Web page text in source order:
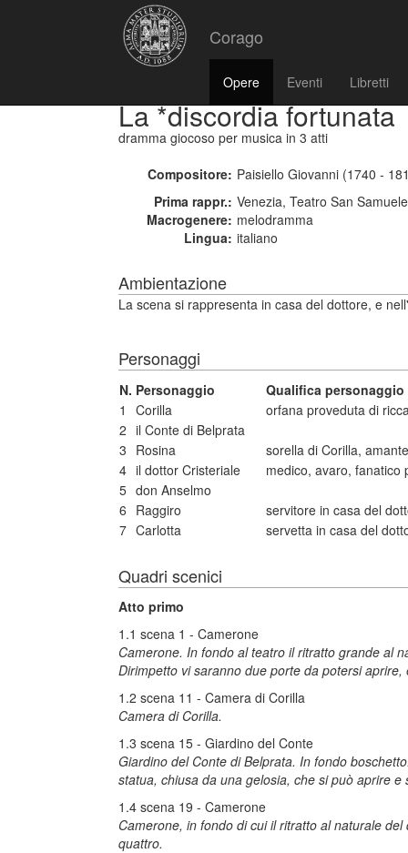
Corago
Opere Eventi Libretti
La *discordia fortunata
dramma giocoso per musica in 3 atti
Compositore: Paisiello Giovanni (1740 -
Prima rappr.: Venezia, Teatro San
Macrogenere: melodramma
Lingua: italiano
Ambientazione
La scena si rappresenta in casa del dottore, e
Personaggi
N. Personaggio
Qualifica personaggio
1
Corilla
orfana proveduta di
2 il Conte di Belprata
3 Rosina
sorella di Corilla,
4 il dottor Cristeriale
medico, avaro, fanatico
5 don Anselmo
6 Raggiro
servitore in casa del
7 Carlotta servetta in casa del
Quadri scenici
Atto primo
1.1 scena 1 - Camerone
Camerone. In fondo al teatro il ritratto grande al
Dirimpetto vi saranno due porte da potersi aprire,
1.2 scena 11 - Camera di Corilla
Camera di Corilla.
1.3 scena 15 - Giardino del Conte
Giardino del Conte di Belprata. In fondo
statua, chiusa da una gelosia, che si può aprire e
1.4 scena 19 - Camerone
Camerone, in fondo di cui il ritratto al naturale
quattro.